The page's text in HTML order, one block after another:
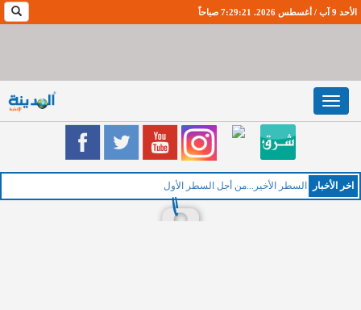
الأحد 9 آب / أغسطس 2026. 7:29:22 صباحاً
Toggle
navigation
اخر اﻷخبار